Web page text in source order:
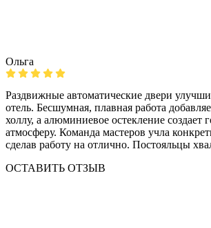
Ольга
Раздвижные автоматические двери
отель. Бесшумная, плавная работа
холлу, а алюминиевое остекление создает
атмосферу. Команда мастеров учла
сделав работу на отлично. Постояльцы
ОСТАВИТЬ ОТЗЫВ